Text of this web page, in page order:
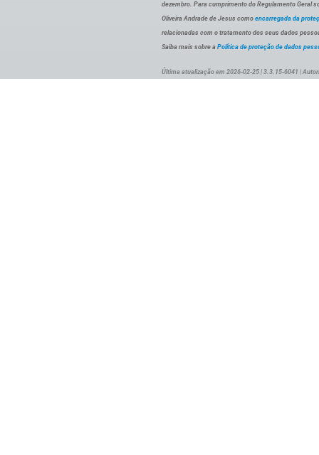
dezembro. Para cumprimento do Regulamento Geral
Oliveira Andrade de Jesus como encarregada da
relacionadas com o tratamento dos seus dados
Saiba mais sobre a Política de proteção de dados
Última atualização em 2026-02-25 | 3.3.15-6041 |